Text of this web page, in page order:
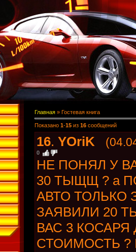
Главная » Гостевая книга
Показано 1-15 из 16 сообщений
16. YOriK
0
НЕ ПОНЯЛ У
30 ТЫЩЩ ? а
АВТО ТОЛЬКО
ЗАЯВИЛИ 20
ВАС 3 КОСАРЯ
СТОИМОСТЬ ?